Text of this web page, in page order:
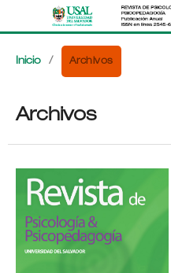
Inicio / Archivos
Archivos